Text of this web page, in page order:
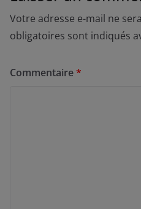
Votre adresse e-mail ne
obligatoires sont indiqués
Commentaire*